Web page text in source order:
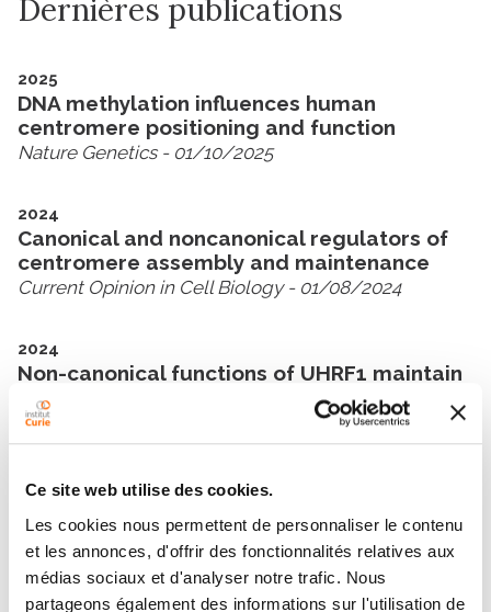
Ce site web utilise des cookies.
Les cookies nous permettent de personnaliser le contenu
et les annonces, d'offrir des fonctionnalités relatives aux
médias sociaux et d'analyser notre trafic. Nous
partageons également des informations sur l'utilisation de
Dernières publications
2025
DNA methylation influences human
centromere positioning and function
Nature Genetics- 01/10/2025
2024
Canonical and noncanonical regulators of
centromere assembly and maintenance
Current Opinion in Cell Biology- 01/08/2024
2024
Non-canonical functions of UHRF1 maintain
DNA methylation homeostasis in cancer
cells
Nature Communications- 05/04/2024
Voir toutes ses publications